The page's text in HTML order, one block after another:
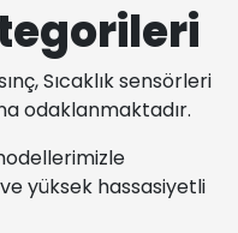
Sıcaklık sensörleri
odaklanmaktadır.
yüksek hassasiyetli